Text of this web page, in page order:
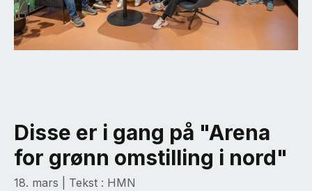
Disse er i gang på "Arena
for grønn omstilling i nord"
18. mars | Tekst : HMN